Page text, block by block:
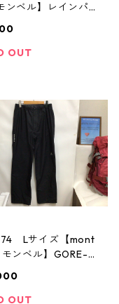
ンベル】レインパン
OUT
Lサイズ【mont
ンベル】GORE-T
：メンズBK
OUT